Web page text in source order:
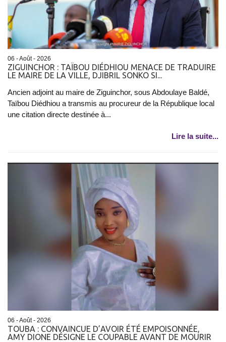
06 - Août - 2026
ZIGUINCHOR : TAÏBOU DIÉDHIOU MENACE DE TRADUIRE
LE MAIRE DE LA VILLE, DJIBRIL SONKO SI...
Ancien adjoint au maire de Ziguinchor, sous Abdoulaye Baldé,
Taïbou Diédhiou a transmis au procureur de la République local
une citation directe destinée à...
Lire la suite...
06 - Août - 2026
TOUBA : CONVAINCUE D’AVOIR ÉTÉ EMPOISONNÉE,
AMY DIONE DÉSIGNE LE COUPABLE AVANT DE MOURIR